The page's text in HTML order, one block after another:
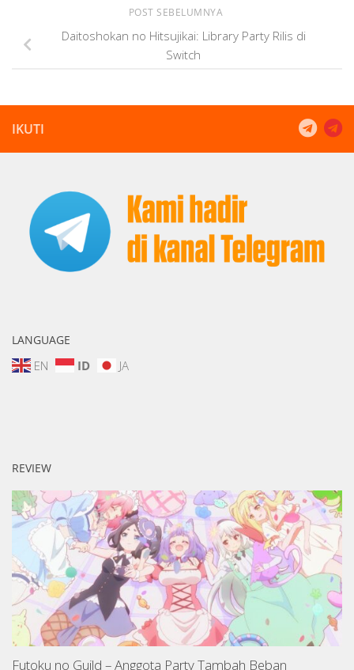
POST SEBELUMNYA
Daitoshokan no Hitsujikai: Library Party Rilis di
Switch
IKUTI
LANGUAGE
EN ID JA
REVIEW
Futoku no Guild – Anggota Party Tambah Beban